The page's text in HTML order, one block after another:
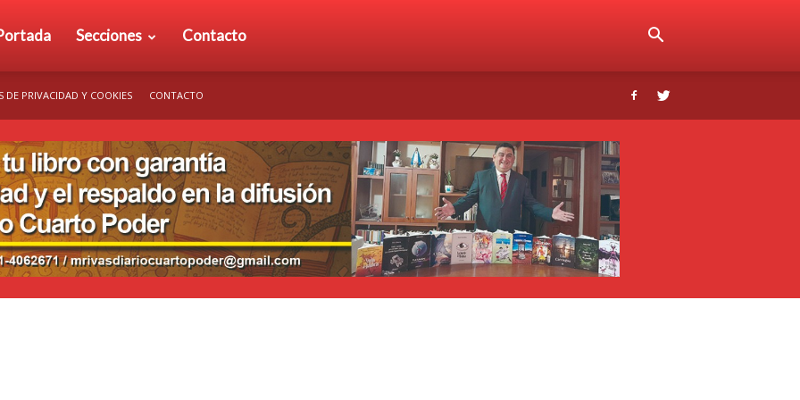
Secciones Contacto
DE PRIVACIDAD Y COOKIES CONTACTO